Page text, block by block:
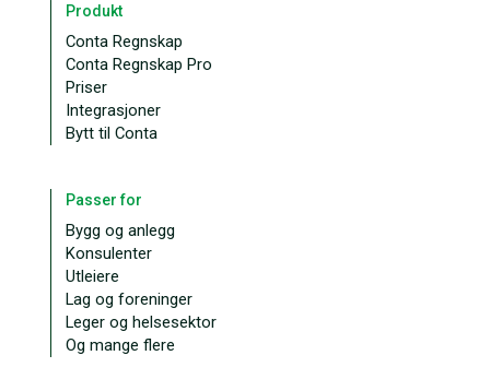
Produkt
Conta Regnskap
Conta Regnskap Pro
Priser
Integrasjoner
Bytt til Conta
Passer for
Bygg og anlegg
Konsulenter
Utleiere
Lag og foreninger
Leger og helsesektor
Og mange flere